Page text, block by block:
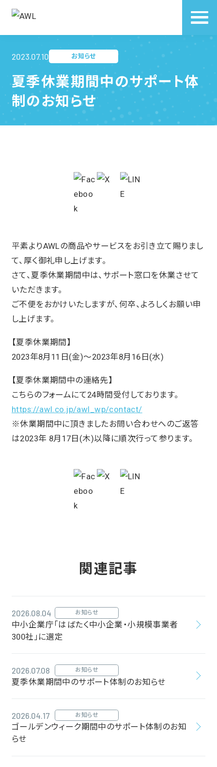
2023.07.10 お知らせ
夏季休業期間中のサポート体
制のお知らせ
平素よりAWLの商品やサービスをお引き立て賜りまし
て、厚く御礼申し上げます。
さて、夏季休業期間中は、サポート窓口を休業させて
いただきます。
ご不便をおかけいたしますが、何卒、よろしくお願い申
し上げます。
【夏季休業期間】
2023年8月11日(金)～2023年8月16日(水)
【夏季休業期間中の連絡先】
こちらのフォームにて24時間受付しております。
https://awl.co.jp/awl_wp/contact/
※休業期間中に頂きましたお問い合わせへのご返答
は2023年 8月17日(木)以降に順次行って参ります。
関連記事
2026.08.04 お知らせ
中小企業庁「はばたく中小企業・小規模事業者
300社」に選定
2026.07.08 お知らせ
夏季休業期間中のサポート体制のお知らせ
2026.04.17 お知らせ
ゴールデンウィーク期間中のサポート体制のお知
らせ